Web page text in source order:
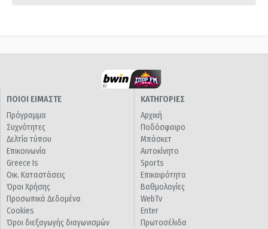
ΠΟΙΟΙ ΕΙΜΑΣΤΕ
Πρόγραμμα
Συχνότητες
Δελτία τύπου
Επικοινωνία
Greece Is
Οικ. Καταστάσεις
Όροι Χρήσης
Προσωπικά Δεδομένα
Cookies
Όροι διεξαγωγής διαγωνισμών
ΚΑΤΗΓΟΡΙΕΣ
Αρχική
Ποδόσφαιρο
Μπάσκετ
Αυτοκίνητο
Sports
Επικαιρότητα
Βαθμολογίες
WebTv
Enter
Πρωτοσέλιδα